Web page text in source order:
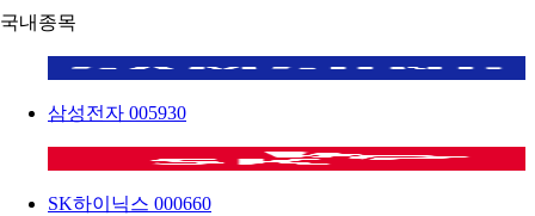
국내종목
삼성전자 005930
SK하이닉스 000660